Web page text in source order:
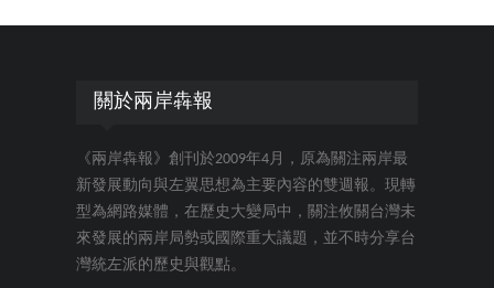
關於兩岸犇報
《兩岸犇報》創刊於2009年4月，原為關注兩岸最
新發展動向與左翼思想為主要內容的雙週報。現轉
型為網路媒體，在歷史大變局中，關注攸關台灣未
來發展的兩岸局勢或國際重大議題，並不時分享台
灣統左派的歷史與觀點。